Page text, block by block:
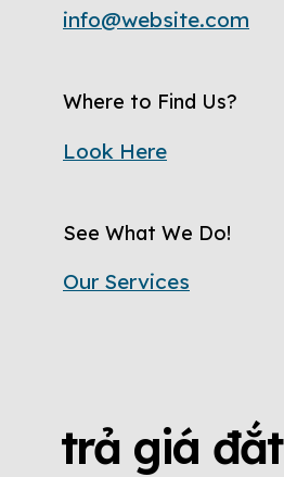
info@website.com
Where to Find Us?
Look Here
See What We Do!
Our Services
trả giá đắt